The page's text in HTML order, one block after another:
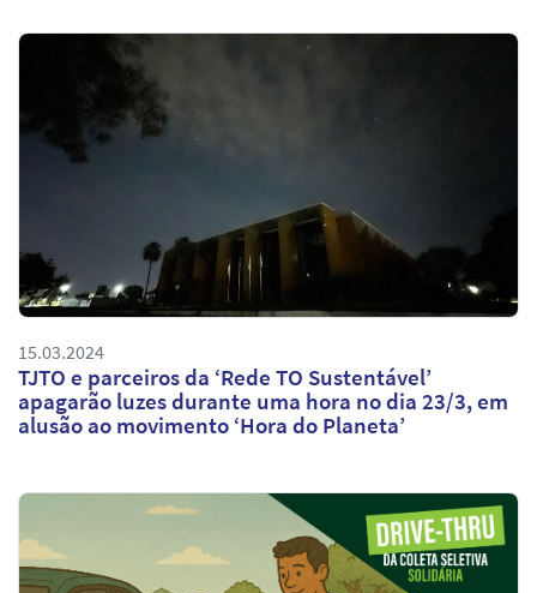
15.03.2024
TJTO e parceiros da ‘Rede TO Sustentável’
apagarão luzes durante uma hora no dia 23/3, em
alusão ao movimento ‘Hora do Planeta’